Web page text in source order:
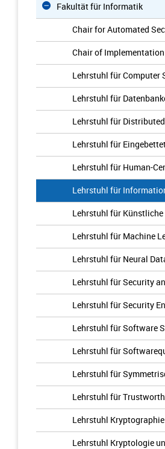
Fakultät für Informatik
Chair for Automated
Chair of
Lehrstuhl für Computer
Lehrstuhl für
Lehrstuhl für
Lehrstuhl für
Lehrstuhl für Human-
Lehrstuhl für
Lehrstuhl für
Lehrstuhl für Machine
Lehrstuhl für Neural
Lehrstuhl für Security
Lehrstuhl für Security
Lehrstuhl für Software
Lehrstuhl für
Lehrstuhl für
Lehrstuhl für
Lehrstuhl Kryptographie
Lehrstuhl Kryptologie